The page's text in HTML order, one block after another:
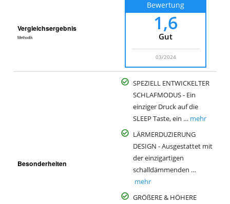
Vergleichsergebnis
Methodik
Bewertung
1,6
Gut
03/2024
Besonderheiten
SPEZIELL ENTWICKELTER
SCHLAFMODUS - Ein
einziger Druck auf die
SLEEP Taste, ein … mehr
LÄRMERDUZIERUNG
DESIGN - Ausgestattet mit
der einzigartigen
schalldämmenden …
mehr
GRÖßERE & HÖHERE